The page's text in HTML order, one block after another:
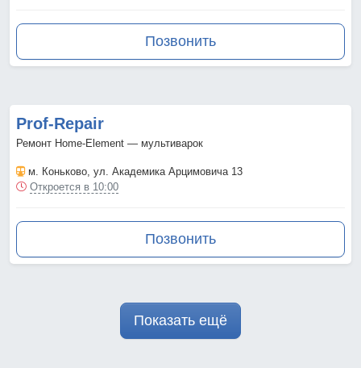
Позвонить
Prof-Repair
Ремонт Home-Element — мультиварок
м. Коньково, ул. Академика Арцимовича 13
Откроется в 10:00
Позвонить
Показать ещё